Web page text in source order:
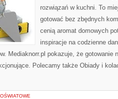
rozwiązań w kuchni. To
gotować bez zbędnych
cenią aromat domowych
inspiracje na codzienne
Mediaknorr.pl pokazuje, że gotowanie
Polecamy także Obiady i